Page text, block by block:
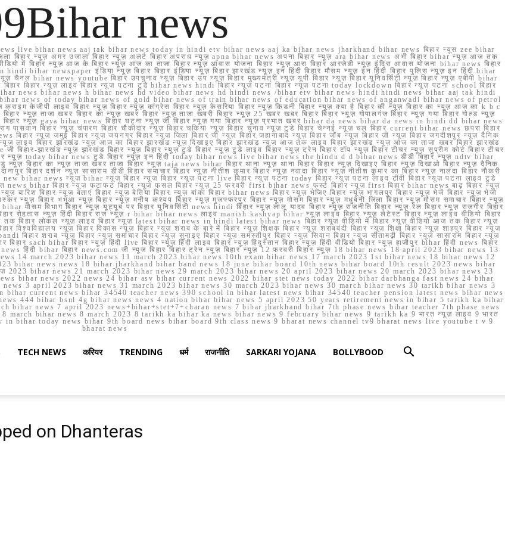
news
live bihar news aaj tak bihar news today in hindi etv bihar news aaj ka bihar news jharkhand bihar news बिहार न्यूस zee bihar
बिहार न्यूज़ अमर उजाला बिहार न्यूज़ अलर्ट बिहार अपराध न्यूज़ apna bihar news अपना बिहार न्यूज़ ara bihar news अभी बिहार bihar न्यूज़ आज तक
में बिहार न्यूज़ आज के बिहार न्यूज़ आज का ताजा बिहार न्यूज़ आवास योजना बिहार न्यूज़ आरा बिहार आरजेडी न्यूज़ इंदिरा आवास योजना bihar news बिहार
bihar newspaper इंडिया न्यूज़ बिहार बिहार इंडिया न्यूज़ बिहार झारखंड न्यूज़ इन हिंदी बिहार मौसम न्यूज़ इन हिंदी बिहार पुलिस न्यूज़ इन हिंदी bihar
चैनल bihar news youtube बिहार उपचुनाव न्यूज़ बिहार उप न्यूज़ बिहार मुख्यमंत्री न्यूज़ यूपी बिहार न्यूज़ बिहार यूनिवर्सिटी न्यूज़ बिहार न्यूज़ एबीपी bihar
बिहार न्यूज़ लाइव बिहार न्यूज़ पटना टुडे bihar news hindi बिहार न्यूज़ पटना बिहार न्यूज़ पटना today lockdown बिहार न्यूज़ पटना school बिहार
bihar news bihar news h bihar news hd video bihar news hd hindi news /bihar etv bihar news hindi hindi news bihar aaj tak hindi
bihar news of today bihar news of gold bihar news of train bihar news of education bihar news of anganwadi bihar news of petrol
केजीपी लाइव बिहार न्यूज़ बिहार न्यूज़ कांग्रेस बिहार न्यूज़ केसरिया बिहार न्यूज़ किडनी बिहार न्यूज़ क्या है बिहार की न्यूज़ बिहार का न्यूज़ आज का k b c
न्यूज़ ताजा खबर बिहार का न्यूज़ खबर बिहार न्यूज़ ताजा खबरी बिहार न्यूज़ 25 खबर खबर बिहार बिहार न्यूज़ गोपालगंज बिहार न्यूज़ गया बिहार गोल्ड न्यूज़
बिहार न्यूज़ gaya bihar news बिहार घटना न्यूज़ जी बिहार न्यूज़ गया बिहार न्यूज़ प्रभात खबर bihar da news bihar da news in hindi dd bihar news
पासवान बिहार न्यूज़ चंपारण बिहार चौकीदार न्यूज़ बिहार चकिया न्यूज़ बिहार चुनाव न्यूज़ टुडे बिहार चेन्नई न्यूज़ चल बिहार current bihar news छपरा बिहार
न्यूज़ जमुई बिहार न्यूज़ जयनगर बिहार न्यूज़ जिला बिहार जी न्यूज़ बिहार जहानाबाद न्यूज़ बिहार जॉब न्यूज़ बिहार ज़ी न्यूज़ बिहार जगदीशपुर न्यूज़ दैनिक
लाइव बिहार झारखंड न्यूज़ आज का बिहार झारखंड न्यूज़ दिखाइए बिहार झारखंड न्यूज़ आज तक लाइव बिहार झारखंड न्यूज़ आज का ताजा खबर बिहार झारखंड
झारखंड न्यूज़ झारखंड बिहार न्यूज़ बिहार न्यूज़ टुडे बिहार न्यूज़ टुडे लाइव बिहार न्यूज़ ट्रेन बिहार टॉप न्यूज़ बिहार टीचर न्यूज़ सुप्रीम कोर्ट बिहार टीचर
न्यूज़ today bihar news टुडे बिहार न्यूज़ इन हिंदी today bihar news live bihar news the hindu d d bihar news डीडी बिहार न्यूज़ ndtv bihar
बिहार का न्यूज़ ताजा खबर ताजा बिहार न्यूज़ taja news bihar बिहार थाना न्यूज़ थाना बिहार बिहार न्यूज़ दिखाइए बिहार न्यूज़ दिखाओ बिहार न्यूज़ दैनिक
बिहार दर्शन न्यूज़ सासाराम डीडी बिहार समाचार बिहार न्यूज़ नीतीश कुमार बिहार न्यूज़ नवादा बिहार न्यूज़ नीतीश कुमार का बिहार न्यूज़ नालंदा बिहार नौकरी
new bihar news न्यूज़ bihar न्यूज़ बिहार न्यूज़ बिहार न्यूज़ पटना live बिहार न्यूज़ पटना today बिहार न्यूज़ पटना लाइव टीवी बिहार न्यूज़ पटना लाइव टुडे
news bihar बिहार न्यूज़ फटाफट बिहार न्यूज़ फसल बिहार न्यूज़ 25 फरवरी first bihar news फर्स्ट बिहार न्यूज़ first बिहार bihar news बाढ़ बिहार न्यूज़
बारिश बिहार न्यूज़ बताएं बिहार न्यूज़ बेतिया बिहार न्यूज़ बांका बिहार bihar news बिहार न्यूज़ भेजिए बिहार न्यूज़ भागलपुर बिहार न्यूज़ भेजें बिहार न्यूज़ भेजो
न्यूज़ बिहार भभुआ न्यूज़ बिहार न्यूज़ मनीष कश्यप बिहार न्यूज़ मुजफ्फरपुर बिहार न्यूज़ मौसम बिहार न्यूज़ मधुबनी जिला बिहार न्यूज़ मौसम समाचार बिहार न्यूज़
मौसम विभाग बिहार न्यूज़ यूट्यूब पर बिहार यूनिवर्सिटी news hindi बिहार न्यूज़ लालू यादव बिहार न्यूज़ राजनीति बिहार न्यूज़ रेल बिहार न्यूज़ राजगीर बिहार
रोहतास न्यूज़ हिंदी बिहार राज न्यूज़ r bihar bihar news लाइव manish kashyap bihar न्यूज़ लाइव बिहार न्यूज़ लेटेस्ट बिहार न्यूज़ लाइव वीडियो बिहार
तक बिहार लोकल न्यूज़ लाइव बिहार न्यूज़ latest bihar news in hindi latest bihar news बिहार न्यूज़ वीडियो में बिहार न्यूज़ वीडियो आज तक बिहार न्यूज़
विश्वविद्यालय न्यूज़ बिहार विकास न्यूज़ बिहार न्यूज़ शराब के बारे में बिहार न्यूज़ शिक्षक बिहार न्यूज़ शराबबंदी बिहार न्यूज़ शिक्षा बिहार न्यूज़ शाहपुर बिहार न्यूज़
शराब न्यूज़ बिहार न्यूज़ समाचार बिहार न्यूज़ सुनाइए बिहार न्यूज़ समस्तीपुर बिहार न्यूज़ सिवान बिहार न्यूज़ सीतामढ़ी बिहार न्यूज़ सासाराम बिहार न्यूज़
sach bihar बिहार न्यूज़ हिंदी live बिहार न्यूज़ हिंदी लाइव बिहार न्यूज़ हिंदुस्तान बिहार न्यूज़ हिंदी वीडियो बिहार न्यूज़ हाजीपुर bihar हिंदी news बिहार
news हिंदी bihar बिहार news.com जी न्यूज बिहार बिहार ट्रेन न्यूज़ बिहार न्यूज़ 12 फरवरी बिहार न्यूज़ 18 bihar news 18 april 2023 bihar news 13
14 march 2023 bihar news 11 march 2023 bihar news 10th exam bihar news 17 march 2023 1st bihar news 18 bihar news 12
bihar news news 18 bihar jharkhand bihar band news 18 june bihar board 10th news bihar board 10th result 2023 news bihar
2023 bihar news 21 march 2023 bihar news 29 march 2023 bihar news 20 april 2023 bihar news 20 march 2023 bihar news 23
bihar news 2022 news 24 bihar asv bihar current news 2022 bihar stet news today 2022 bihar darbhanga fast news 24 bihar
3 april 2023 bihar news 31 march 2023 bihar news 30 march 2023 bihar news 30 march bihar news 30 tarikh bihar news 3
current news bihar 34540 teacher news 390 school in bihar latest news bihar 34540 teacher pension latest news bihar news
444 bihar bsnl 4g bihar news news 4 nation bihar bihar news 5 april 2023 50 years retirement news in bihar 5 tarikh ka bihar
bihar news 7 april 2023 news+bihar+stet+7+charan news 7 bihar jharkhand bihar 7th phase news bihar teacher 7th phase news
march bihar news 8 march 2023 8 tarikh ka bihar ka news bihar news 9 february bihar news 9 tarikh ka 9 भारत न्यूज़ लाइव 9 भारत
bihar today news bihar 9th board news bihar board 9th class news 9 bharat news channel tv9 bharat news live youtube t v 9
bharat news
TECH NEWS करियर TRENDING धर्म राजनीति SARKARI YOJANA BOLLYBOOD
on Dhanteras